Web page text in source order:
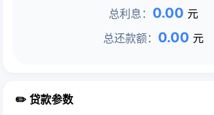
总利息： 0.00 元
总还款额： 0.00 元
✏️ 贷款参数